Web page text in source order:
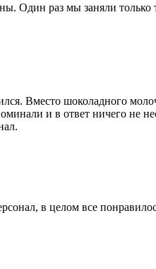
Один раз мы заняли только
Вместо шоколадного
и в ответ ничего не
в целом все